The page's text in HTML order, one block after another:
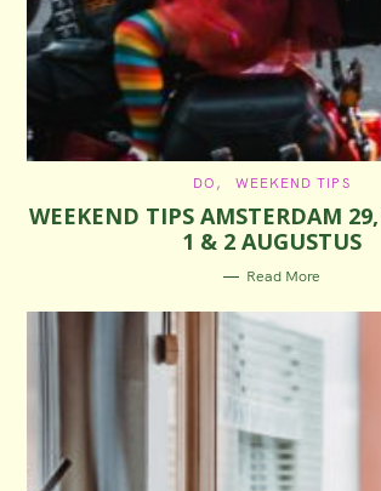
C
T
E
G
O
R
I
DO WEEKEND TIPS
WEEKEND TIPS AMSTERDAM
1 & 2 AUGUSTUS
Read More